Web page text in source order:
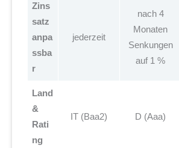
Zins
satz
anpa
ssba
r
jederzeit
nach 4
Monaten
Senkungen
auf 1 %
Land
&
Rati
ng
IT (Baa2) D (Aaa)